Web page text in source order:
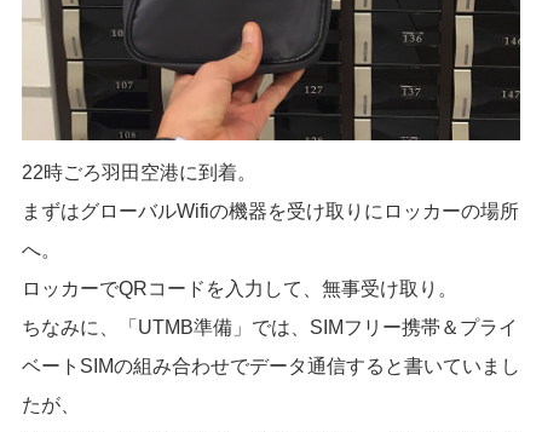
22時ごろ羽田空港に到着。
まずはグローバルWifiの機器を受け取りにロッカーの場所
へ。
ロッカーでQRコードを入力して、無事受け取り。
ちなみに、「UTMB準備」では、SIMフリー携帯＆プライ
ベートSIMの組み合わせでデータ通信すると書いていまし
たが、